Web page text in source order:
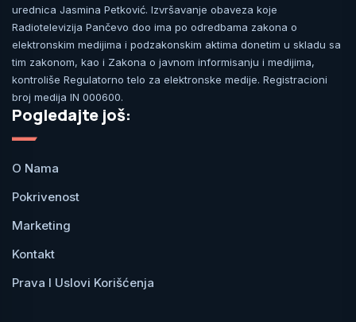
urednica Jasmina Petković. Izvršavanje obaveza koje
Radiotelevizija Pančevo doo ima po odredbama zakona o
elektronskim medijima i podzakonskim aktima donetim u skladu sa
tim zakonom, kao i Zakona o javnom informisanju i medijima,
kontroliše Regulatorno telo za elektronske medije. Registracioni
broj medija IN 000600.
Pogledajte još:
O Nama
Pokrivenost
Marketing
Kontakt
Prava I Uslovi Korišćenja